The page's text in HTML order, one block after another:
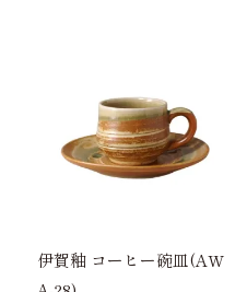
伊賀釉 コーヒー碗皿(AW